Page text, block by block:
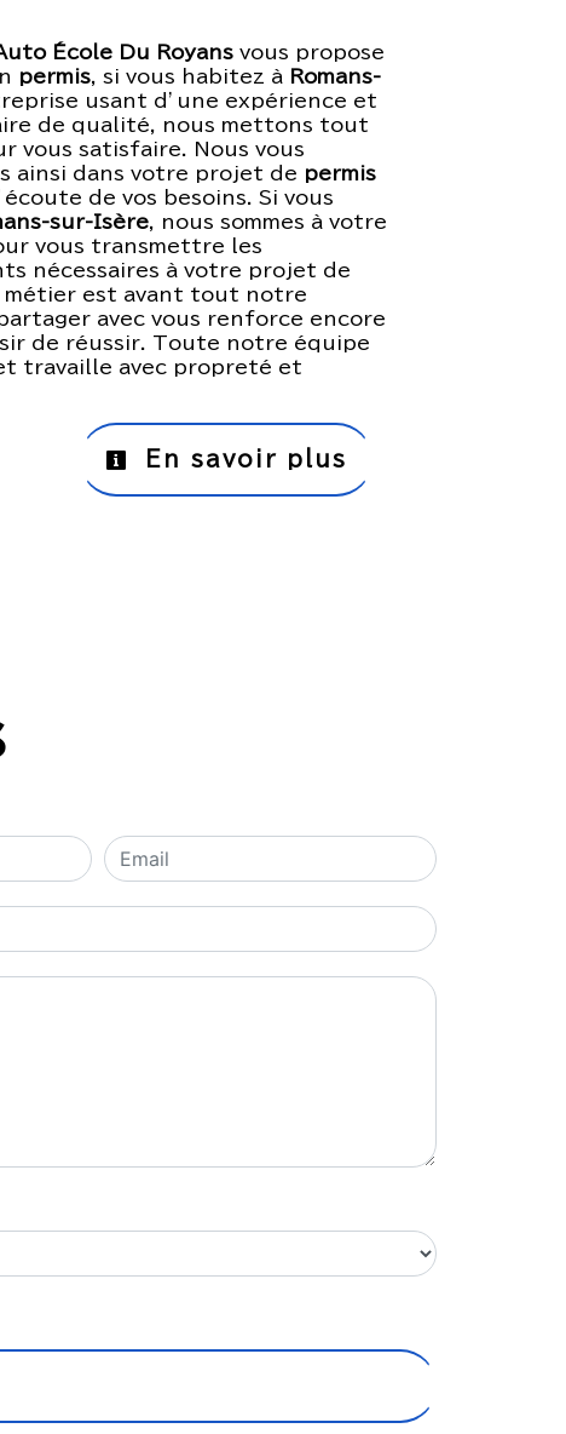
École Du Royans vous propose
permis, si vous habitez à
Romans-
usant d’une expérience et
de qualité, nous mettons tout
vous satisfaire. Nous vous
ainsi dans votre projet de permis
de vos besoins. Si vous
sur-Isère, nous sommes à votre
vous transmettre les
nécessaires à votre projet de
métier est avant tout notre
avec vous renforce encore
de réussir. Toute notre équipe
travaille avec propreté et
En savoir plus